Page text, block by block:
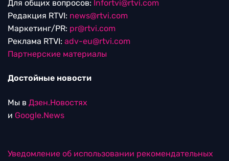
Для общих вопросов: Infortvi@rtvi.com
Редакция RTVI: news@rtvi.com
Маркетинг/PR: pr@rtvi.com
Реклама RTVI: adv-eu@rtvi.com
Партнерские материалы
Достойные новости
Мы в Дзен.Новостях
и Google.News
Уведомление об использовании рекомендательных